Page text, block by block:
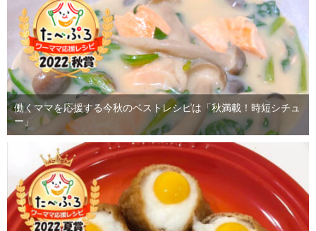
働くママを応援する今秋のベストレシピは「秋満載！時短シチュ
ー」